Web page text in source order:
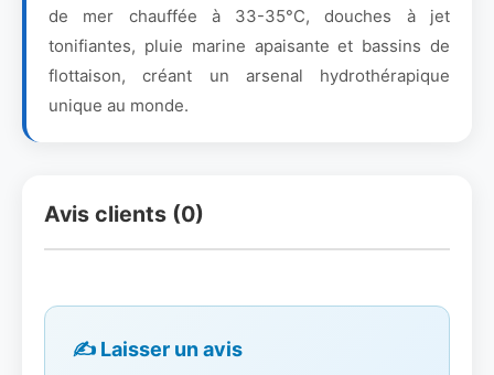
de mer chauffée à 33-35°C, douches à jet
tonifiantes, pluie marine apaisante et bassins de
flottaison, créant un arsenal hydrothérapique
unique au monde.
Avis clients (0)
✍️ Laisser un avis